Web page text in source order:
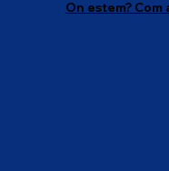
On estem? Com